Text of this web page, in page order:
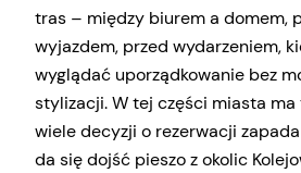
tras – między biurem a domem,
wyjazdem, przed wydarzeniem,
wyglądać uporządkowanie bez
stylizacji. W tej części miasta ma
wiele decyzji o rezerwacji
da się dojść pieszo z okolic